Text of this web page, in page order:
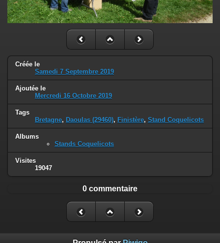
Créée le
Samedi 7 Septembre 2019
Ajoutée le
Mercredi 16 Octobre 2019
Tags
Bretagne, Daoulas (29460), Finistère, Stand Coquelicots
Albums
Stands Coquelicots
Visites
19047
0 commentaire